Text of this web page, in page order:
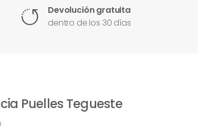
Devolución gratuita
dentro de los 30 días
Puelles Tegueste